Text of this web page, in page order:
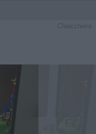
Chiacchiera